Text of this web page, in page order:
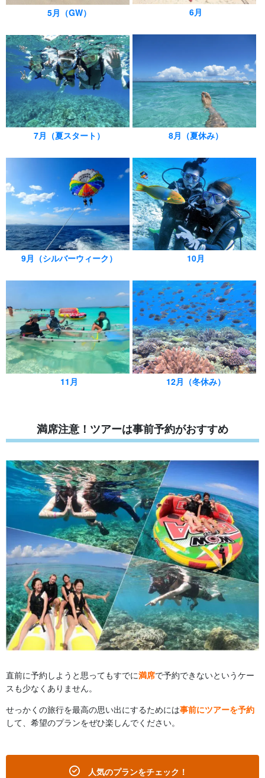
5月（GW）
7月（夏スタート）
9月（シルバーウィーク）
11月
6月
8月（夏休み）
10月
12月（冬休み）
満席注意！ツアーは事前予約がおすすめ
直前に予約しようと思ってもすでに満席で予約できないというケー
スも少なくありません。
せっかくの旅行を最高の思い出にするためには事前にツアーを予約
して、希望のプランをぜひ楽しんでください。
人気のプランをチェック！